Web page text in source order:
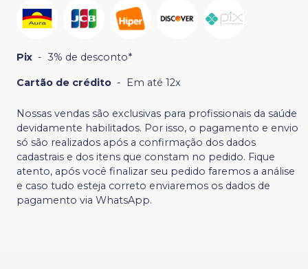
Pix - 3% de desconto*
Cartão de crédito - Em até 12x
Nossas vendas são exclusivas para profissionais da saúde
devidamente habilitados. Por isso, o pagamento e envio
só são realizados após a confirmação dos dados
cadastrais e dos itens que constam no pedido. Fique
atento, após você finalizar seu pedido faremos a análise
e caso tudo esteja correto enviaremos os dados de
pagamento via WhatsApp.